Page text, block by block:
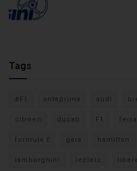
Tags
#F1 anteprima audi
citroen ducati F1
formula E gara hamilton
lamborghini leclerc